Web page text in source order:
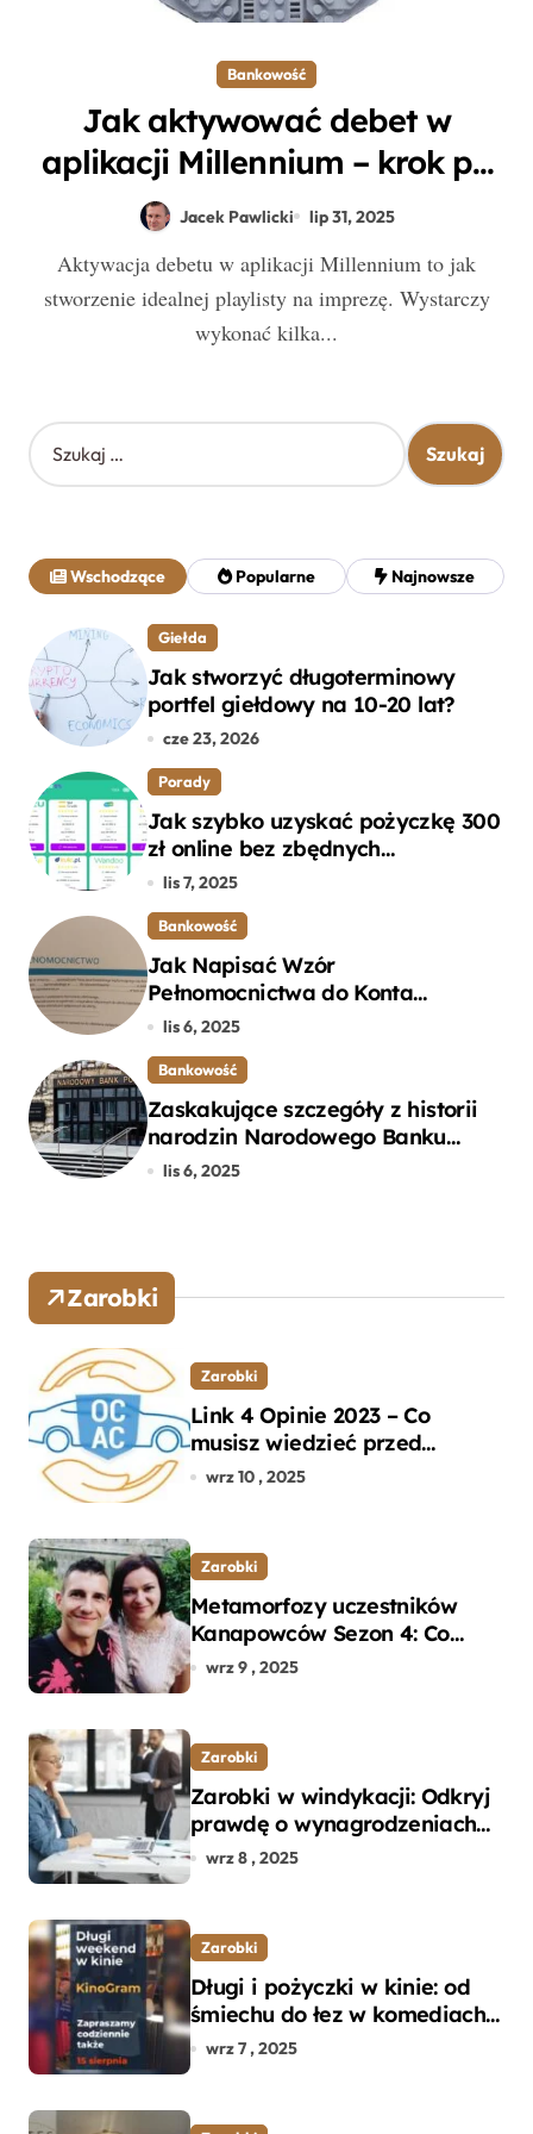
Bankowość
Jak aktywować debet w
aplikacji Millennium – krok po
kroku do łatwiejszej finansowej
Jacek Pawlicki lip 31, 2025
Aktywacja debetu w aplikacji Millennium to jak
stworzenie idealnej playlisty na imprezę. Wystarczy
wykonać kilka...
S
z
j
:
Wschodzące Popularne Najnowsze
Giełda
Jak stworzyć długoterminowy
portfel giełdowy na 10-20 lat?
cze 23, 2026
Porady
Jak szybko uzyskać pożyczkę 300
zł online bez zbędnych
formalności?
lis 7, 2025
Bankowość
Jak Napisać Wzór
Pełnomocnictwa do Konta
Bankowego – Praktyczny
lis 6, 2025
Bankowość
Zaskakujące szczegóły z historii
narodzin Narodowego Banku
Polskiego, o których mogłeś nie
lis 6, 2025
Zarobki
Zarobki
Link 4 Opinie 2023 – Co
musisz wiedzieć przed
wyborem ubezpieczenia OC i
wrz 10 , 2025
Zarobki
Metamorfozy uczestników
Kanapowców Sezon 4: Co
naprawdę zaskoczyło
wrz 9 , 2025
Zarobki
Zarobki w windykacji: Odkryj
prawdę o wynagrodzeniach
specjalistów w branży
wrz 8 , 2025
Zarobki
Długi i pożyczki w kinie: od
śmiechu do łez w komediach i
dramatach
wrz 7 , 2025